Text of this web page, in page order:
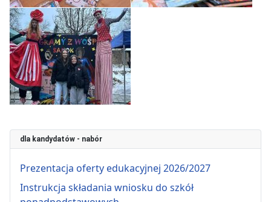
dla kandydatów - nabór
Prezentacja oferty edukacyjnej 2026/2027
Instrukcja składania wniosku do szkół